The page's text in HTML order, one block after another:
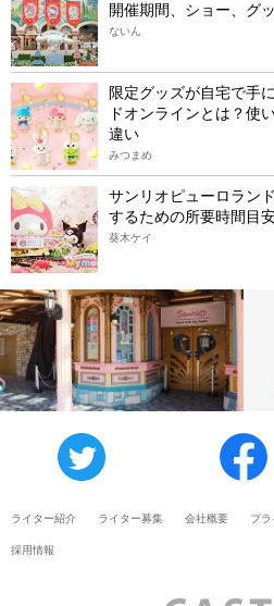
開催期間、ショー、グ
ないん
限定グッズが自宅で手
ドオンラインとは？使
違い
みつまめ
サンリオピューロラン
するための所要時間目
葵木ケイ
ライター紹介 ライター募集 会社概要 プ
採用情報